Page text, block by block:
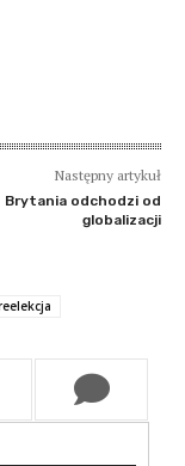
Następny artykuł
Brytania odchodzi od
globalizacji